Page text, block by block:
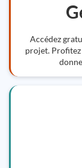
Accédez
projet. Profitez